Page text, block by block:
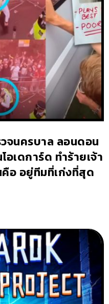
จนครบาล ลอนดอน
เดการ์ด ทำร้ายเจ้า
อ อยู่ทีมที่เก่งที่สุด